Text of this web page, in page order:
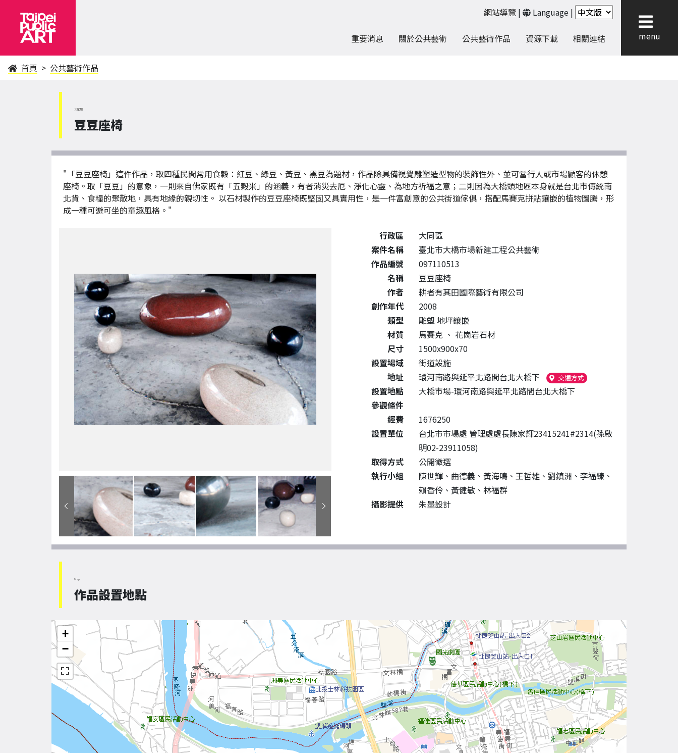
網站導覽 | Language |
重要消息 關於公共藝術 公共藝術作品 資源下載 相關連結 menu
首頁 公共藝術作品
大同區
豆豆座椅
"「豆豆座椅」這件作品，取四種民間常用食穀：紅豆、綠豆、黃豆、黑豆為題材，作品除具備視覺雕塑造型物的裝飾性外、並可當行人或市場顧客的休憩
座椅。取「豆豆」的意象，一則來自佛家既有「五榖米」的涵義，有者消災去厄、淨化心靈、為地方祈福之意；二則因為大橋頭地區本身就是台北市傳統南
北貨、食糧的聚散地，具有地緣的親切性。 以石材製作的豆豆座椅既堅固又具實用性，是一件富創意的公共街道傢俱，搭配馬賽克拼貼鑲嵌的植物圖騰，形
成一種可遊可坐的童趣風格。"
公共藝術作品詳細資料
行政區
大同區
案件名稱
臺北市大橋市場新建工程公共藝術
作品編號
097110513
名稱
豆豆座椅
作者
耕者有其田國際藝術有限公司
創作年代
2008
類型
雕塑 地坪鑲嵌
材質
馬賽克 、 花崗岩石材
尺寸
1500x900x70
設置場域
街道設施
地址
環河南路與延平北路間台北大橋下 交通方式（另開新視窗）
設置地點
大橋市場-環河南路與延平北路間台北大橋下
參觀條件
經費
1676250
設置單位
台北市市場處 管理處處長陳家輝23415241#2314(孫啟
明02-23911058)
取得方式
公開徵選
執行小組
陳世輝、曲德義、黃海鳴、王哲雄、劉鎮洲、李福臻、
賴香伶、黃健敏、林福群
攝影提供
朱墨設計
Map
作品設置地點
+
−